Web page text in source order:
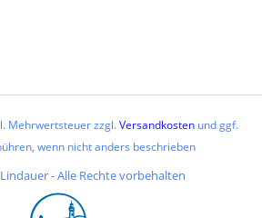
Mehrwertsteuer zzgl.Versandkosten und ggf.
wenn nicht anders beschrieben
- Alle Rechte vorbehalten